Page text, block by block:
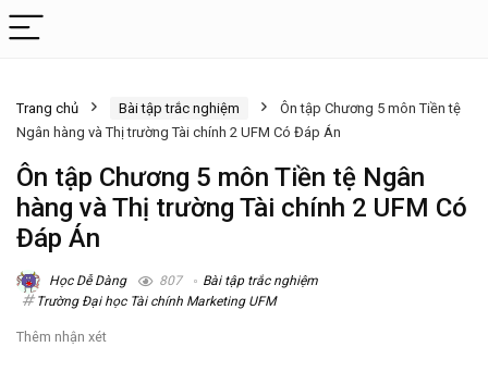
Trang chủ Bài tập trắc nghiệm
Ôn tập Chương 5 môn Tiền tệ
Ngân hàng và Thị trường Tài chính 2 UFM Có Đáp Án
Ôn tập Chương 5 môn Tiền tệ Ngân
hàng và Thị trường Tài chính 2 UFM Có
Đáp Án
Học Dễ Dàng 807
Bài tập trắc nghiệm
Trường Đại học Tài chính Marketing UFM
Thêm nhận xét